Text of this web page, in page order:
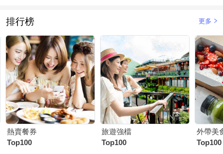
排行榜 更多
熱賣餐券
Top100
旅遊強檔
Top100
外帶美
Top100